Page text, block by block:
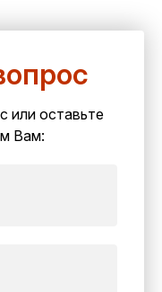
или оставьте
Вам: